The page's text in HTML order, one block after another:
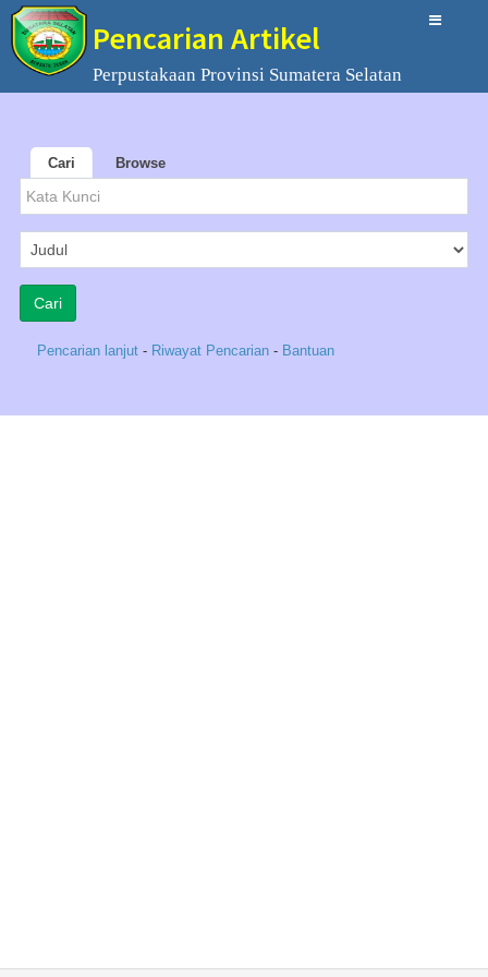
Pencarian Artikel
Perpustakaan Provinsi Sumatera Selatan
Cari Browse
Pencarian lanjut - Riwayat Pencarian - Bantuan